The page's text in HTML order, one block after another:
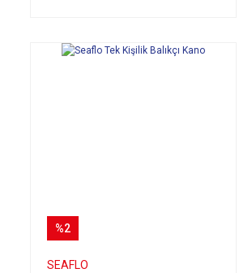
%2
SEAFLO